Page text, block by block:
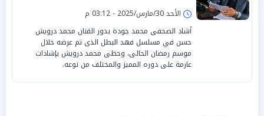
الأحد 30/مارس/2025 - 03:12 م
أشاد الصحفى محمد جودة بدور الفنان محمد درويش
حسن في مسلسل فهد البطل الذى تم عرضه خلال
موسم رمضان الحالى، وحظى محمد درويش بإشادات
عارمة على دوره المميز والمختلف من نوعه.